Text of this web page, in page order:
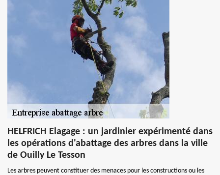
HELFRICH Elagage : un jardinier expérimenté dans
les opérations d'abattage des arbres dans la ville
de Ouilly Le Tesson
Les arbres peuvent constituer des menaces pour les constructions ou les